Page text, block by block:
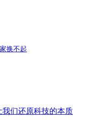
换不起
们还原科技的本质